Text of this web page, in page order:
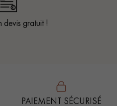
devis gratuit !
PAIEMENT SÉCURISÉ